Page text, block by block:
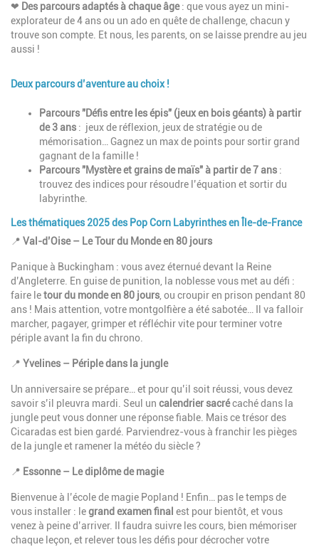
❤ Des parcours adaptés à chaque âge: que vous ayez un mini-
explorateur de 4 ans ou un ado en quête de challenge, chacun y
trouve son compte. Et nous, les parents, on se laisse prendre au jeu
aussi !
Deux parcours d’aventure au choix !
DescriptionParcours "Défis entre les épis" (jeux en bois géants) à partir
de 3 ans : jeux de réflexion, jeux de stratégie ou de
mémorisation… Gagnez un max de points pour sortir grand
gagnant de la famille !
Parcours "Mystère et grains de maïs" à partir de 7 ans :
trouvez des indices pour résoudre l’équation et sortir du
labyrinthe.
Les thématiques 2025 des Pop Corn Labyrinthes en Île-de-France
📍 Val-d’Oise – Le Tour du Monde en 80 jours
Panique à Buckingham : vous avez éternué devant la Reine
d’Angleterre. En guise de punition, la noblesse vous met au défi :
faire letour du monde en 80 jours , ou croupir en prison pendant 80
ans ! Mais attention, votre montgolfière a été sabotée… Il va falloir
marcher, pagayer, grimper et réfléchir vite pour terminer votre
périple avant la fin du chrono.
📍 Yvelines – Périple dans la jungle
Un anniversaire se prépare… et pour qu’il soit réussi, vous devez
savoir s’il pleuvra mardi. Seul un calendrier sacrécaché dans la
jungle peut vous donner une réponse fiable. Mais ce trésor des
Cicaradas est bien gardé. Parviendrez-vous à franchir les pièges
de la jungle et ramener la météo du siècle ?
📍 Essonne – Le diplôme de magie
Bienvenue à l’école de magie Popland ! Enfin… pas le temps de
vous installer : legrand examen final est pour bientôt, et vous
venez à peine d’arriver. Il faudra suivre les cours, bien mémoriser
chaque leçon, et relever tous les défis pour décrocher votre